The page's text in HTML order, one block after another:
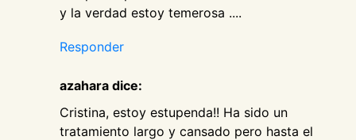
y la verdad estoy temerosa ....
Responder
azahara dice:
Cristina, estoy estupenda!! Ha sido un
tratamiento largo y cansado pero hasta el